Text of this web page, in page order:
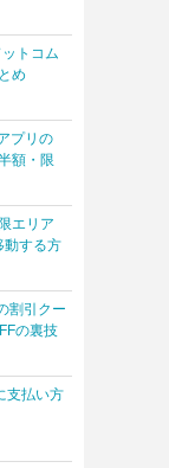
トコム
め
プリの
額・限
エリア
動する方
割引クー
の裏技
支払い方